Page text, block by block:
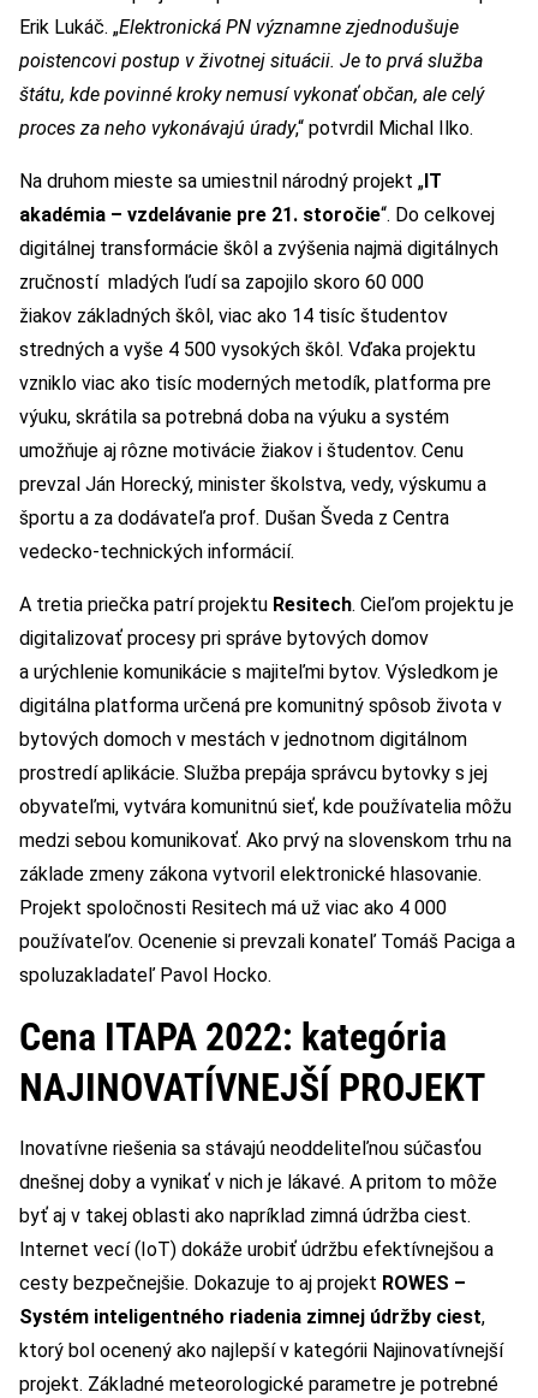
Erik Lukáč. „Elektronická PN významne zjednodušuje
poistencovi postup v životnej situácii. Je to prvá služba
štátu, kde povinné kroky nemusí vykonať občan, ale celý
proces za neho vykonávajú úrady,“ potvrdil Michal Ilko.
Na druhom mieste sa umiestnil národný projekt „ IT
akadémia – vzdelávanie pre 21. storočie“. Do celkovej
digitálnej transformácie škôl a zvýšenia najmä digitálnych
zručností mladých ľudí sa zapojilo skoro 60 000
žiakov základných škôl, viac ako 14 tisíc študentov
stredných a vyše 4 500 vysokých škôl. Vďaka projektu
vzniklo viac ako tisíc moderných metodík, platforma pre
výuku, skrátila sa potrebná doba na výuku a systém
umožňuje aj rôzne motivácie žiakov i študentov. Cenu
prevzal Ján Horecký, minister školstva, vedy, výskumu a
športu a za dodávateľa prof. Dušan Šveda z Centra
vedecko-technických informácií.
A tretia priečka patrí projektu Resitech. Cieľom projektu je
digitalizovať procesy pri správe bytových domov
a urýchlenie komunikácie s majiteľmi bytov. Výsledkom je
digitálna platforma určená pre komunitný spôsob života v
bytových domoch v mestách v jednotnom digitálnom
prostredí aplikácie. Služba prepája správcu bytovky s jej
obyvateľmi, vytvára komunitnú sieť, kde používatelia môžu
medzi sebou komunikovať. Ako prvý na slovenskom trhu na
základe zmeny zákona vytvoril elektronické hlasovanie.
Projekt spoločnosti Resitech má už viac ako 4 000
používateľov. Ocenenie si prevzali konateľ Tomáš Paciga a
spoluzakladateľ Pavol Hocko.
Cena ITAPA 2022: kategória
NAJINOVATÍVNEJŠÍ PROJEKT
Inovatívne riešenia sa stávajú neoddeliteľnou súčasťou
dnešnej doby a vynikať v nich je lákavé. A pritom to môže
byť aj v takej oblasti ako napríklad zimná údržba ciest.
Internet vecí (IoT) dokáže urobiť údržbu efektívnejšou a
cesty bezpečnejšie. Dokazuje to aj projekt ROWES –
Systém inteligentného riadenia zimnej údržby ciest,
ktorý bol ocenený ako najlepší v kategórii Najinovatívnejší
projekt. Základné meteorologické parametre je potrebné